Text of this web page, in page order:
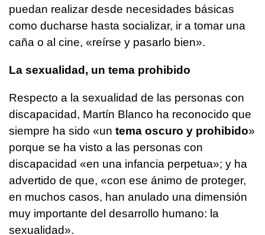
puedan realizar desde necesidades básicas
como ducharse hasta socializar, ir a tomar una
caña o al cine, «reírse y pasarlo bien».
La sexualidad, un tema prohibido
Respecto a la sexualidad de las personas con
discapacidad, Martín Blanco ha reconocido que
siempre ha sido «un tema oscuro y prohibido»
porque se ha visto a las personas con
discapacidad «en una infancia perpetua»; y ha
advertido de que, «con ese ánimo de proteger,
en muchos casos, han anulado una dimensión
muy importante del desarrollo humano: la
sexualidad».